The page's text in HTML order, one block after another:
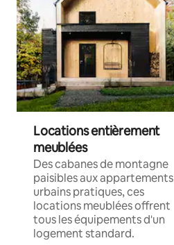
Locations entièrement
meublées
Des cabanes de montagne
paisibles aux appartements
urbains pratiques, ces
locations meublées offrent
tous les équipements d'un
logement standard.